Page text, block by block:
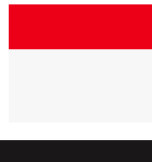
امشب پخش